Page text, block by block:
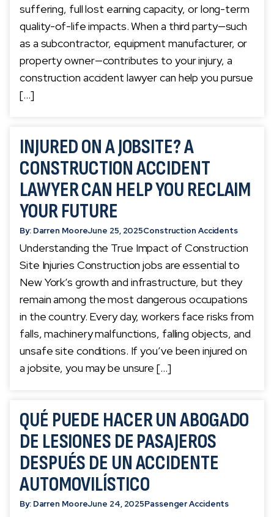
suffering, full lost earning capacity, or long-term
quality-of-life impacts. When a third party—such
as a subcontractor, equipment manufacturer, or
property owner—contributes to your injury, a
construction accident lawyer can help you pursue
[…]
INJURED ON A JOBSITE? A
CONSTRUCTION ACCIDENT
LAWYER CAN HELP YOU RECLAIM
YOUR FUTURE
By: Darren MooreJune 25, 2025Construction Accidents
Understanding the True Impact of Construction
Site Injuries Construction jobs are essential to
New York’s growth and infrastructure, but they
remain among the most dangerous occupations
in the country. Every day, workers face risks from
falls, machinery malfunctions, falling objects, and
unsafe site conditions. If you’ve been injured on
a jobsite, you may be unsure […]
QUÉ PUEDE HACER UN ABOGADO
DE LESIONES DE PASAJEROS
DESPUÉS DE UN ACCIDENTE
AUTOMOVILÍSTICO
By: Darren MooreJune 24, 2025Passenger Accidents